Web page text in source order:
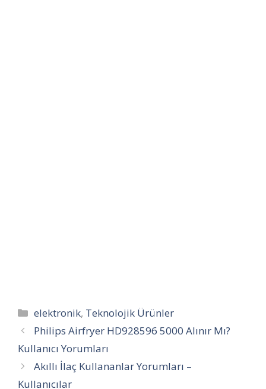
Kategoriler
elektronik, Teknolojik Ürünler
Philips Airfryer HD928596 5000 Alınır Mı?
Kullanıcı Yorumları
Akıllı İlaç Kullananlar Yorumları –
Kullanıcılar